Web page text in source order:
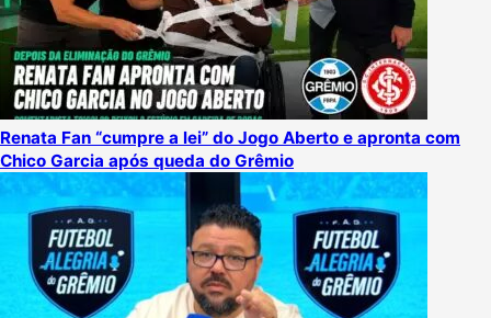
Renata Fan “cumpre a lei” do Jogo Aberto e apronta com
Chico Garcia após queda do Grêmio